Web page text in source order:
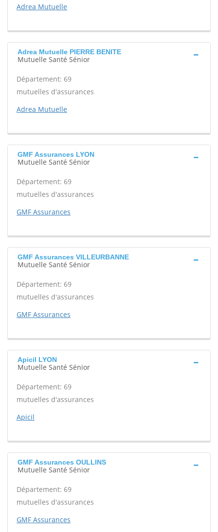
Adrea Mutuelle
Adrea Mutuelle PIERRE BENITE
Mutuelle Santé Sénior
Département: 69
mutuelles d'assurances
Adrea Mutuelle
GMF Assurances LYON
Mutuelle Santé Sénior
Département: 69
mutuelles d'assurances
GMF Assurances
GMF Assurances VILLEURBANNE
Mutuelle Santé Sénior
Département: 69
mutuelles d'assurances
GMF Assurances
Apicil LYON
Mutuelle Santé Sénior
Département: 69
mutuelles d'assurances
Apicil
GMF Assurances OULLINS
Mutuelle Santé Sénior
Département: 69
mutuelles d'assurances
GMF Assurances